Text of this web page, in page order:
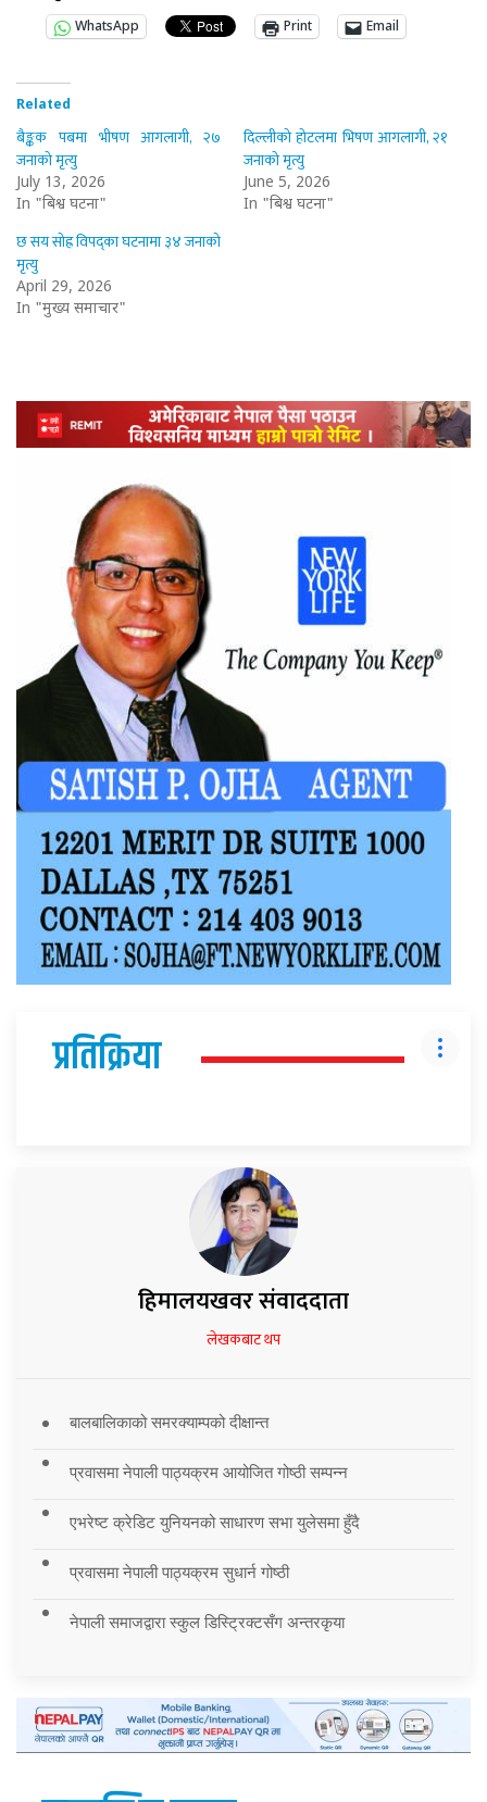
WhatsApp
Print Email
Related
बैङ्कक पबमा भीषण आगलागी, २७
जनाको मृत्यु
July 13, 2026
In "बिश्व घटना"
दिल्लीको होटलमा भिषण आगलागी, २१
जनाको मृत्यु
June 5, 2026
In "बिश्व घटना"
छ सय सोह्र विपद्का घटनामा ३४ जनाको
मृत्यु
April 29, 2026
In "मुख्य समाचार"
प्रतिक्रिया
हिमालयखवर संवाददाता
लेखकबाट थप
बालबालिकाको समरक्याम्पको दीक्षान्त
प्रवासमा नेपाली पाठ्यक्रम आयोजित गोष्ठी सम्पन्न
एभरेष्ट क्रेडिट युनियनको साधारण सभा युलेसमा हुँदै
प्रवासमा नेपाली पाठ्यक्रम सुधार्न गोष्ठी
नेपाली समाजद्वारा स्कुल डिस्ट्रिक्टसँग अन्तरकृया